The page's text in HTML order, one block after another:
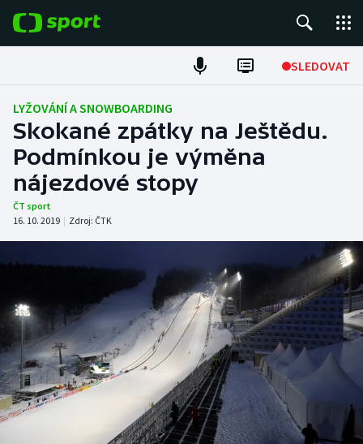
SLEDOVAT
Fotbal
Hokej
Tenis
Atletika
DALŠÍ SPORTY
Americký fotbal
Baseball a softbal
Basketbal
NEPŘEHLÉDNĚTE
Soutěže
Historické návraty
LYŽOVÁNÍ A SNOWBOARDING
Skokané zpátky na Ještědu.
Podmínkou je výměna
nájezdové stopy
ČT sport
16. 10. 2019 | Zdroj: ČTK